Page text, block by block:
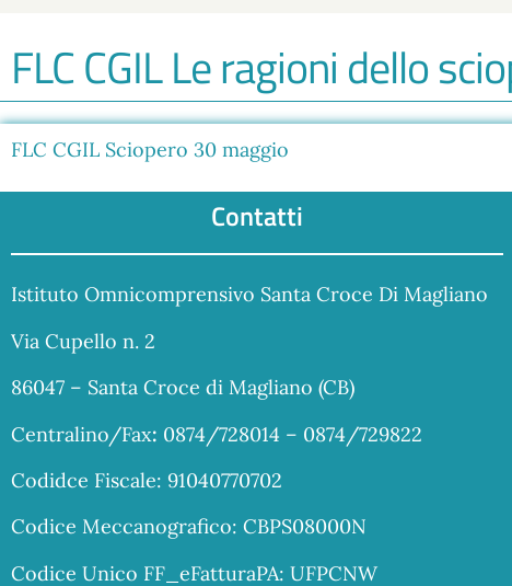
FLC CGIL Le ragioni dello
FLC CGIL Sciopero 30 maggio
Contatti
Istituto Omnicomprensivo Santa Croce Di Magliano
Via Cupello n. 2
86047 – Santa Croce di Magliano (CB)
Centralino/Fax: 0874/728014 – 0874/729822
Codidce Fiscale: 91040770702
Codice Meccanografico: CBPS08000N
Codice Unico FF_eFatturaPA: UFPCNW